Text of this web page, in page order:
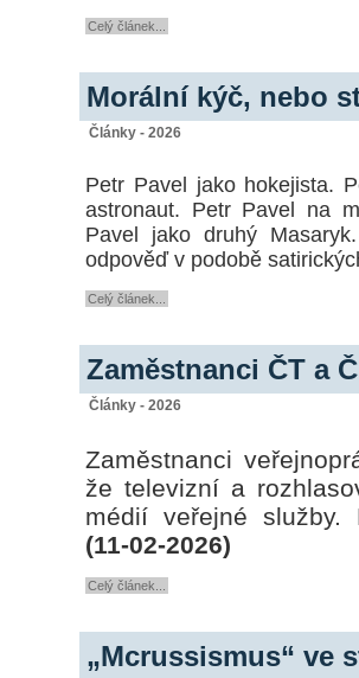
Celý článek...
Morální kýč, nebo
Články - 2026
Petr Pavel jako hokejista.
astronaut. Petr Pavel na
Pavel jako druhý
odpověď v podobě
Celý článek...
Zaměstnanci ČT a
Články - 2026
Zaměstnanci
že televizní a
médií veřejné služby.
(11-02-2026)
Celý článek...
„Mcrussismus“ ve